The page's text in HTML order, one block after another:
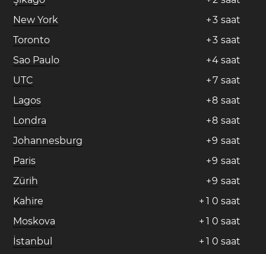
New York
+3 saat
Toronto
+3 saat
Sao Paulo
+4 saat
UTC
+7 saat
Lagos
+8 saat
Londra
+8 saat
Johannesburg
+9 saat
Paris
+9 saat
Zürih
+9 saat
Kahire
+ 1 0 saat
Moskova
+ 1 0 saat
İstanbul
+ 1 0 saat